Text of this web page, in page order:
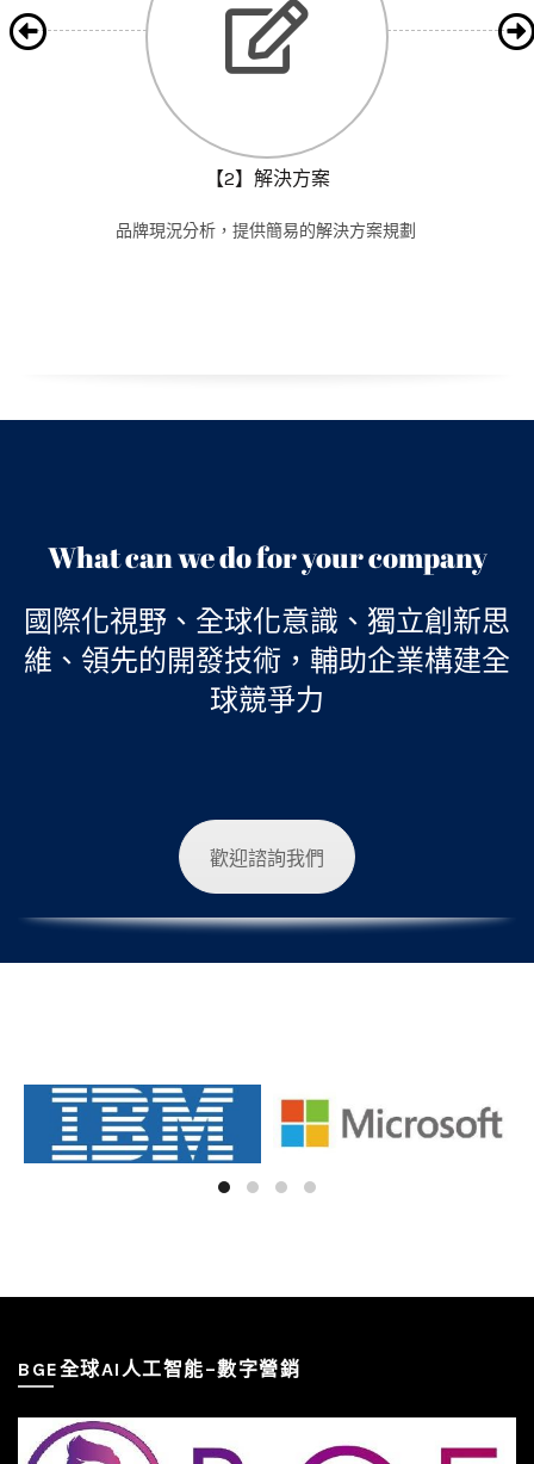
【3】報價簽約
What can we do for your company
國際化視野、全球化意識、獨立創新思
維、領先的開發技術，輔助企業構建全
球競爭力
歡迎諮詢我們
BGE全球AI人工智能–數字營銷